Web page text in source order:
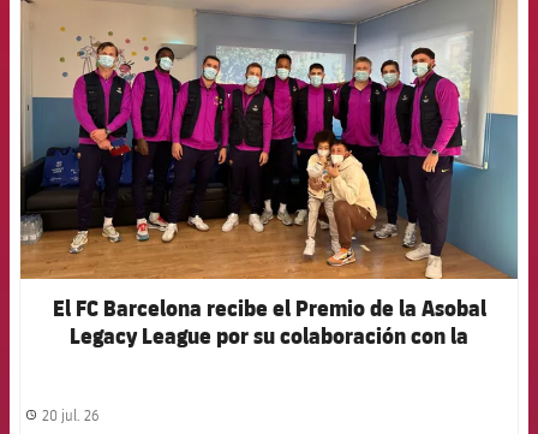
FCB Barcelona badge
El FC Barcelona recibe el Premio de la Asobal
Legacy League por su colaboración con la
label.share.clock
20 jul. 26